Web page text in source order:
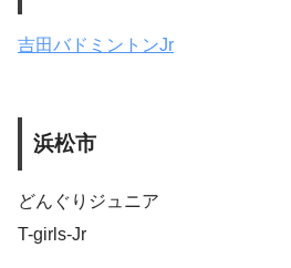
吉田バドミントンJr
浜松市
どんぐりジュニア
T-girls-Jr